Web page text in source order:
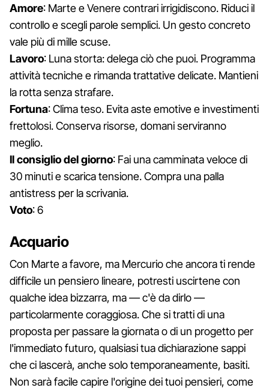
Amore: Marte e Venere contrari irrigidiscono. Riduci il
controllo e scegli parole semplici. Un gesto concreto
vale più di mille scuse.
Lavoro: Luna storta: delega ciò che puoi. Programma
attività tecniche e rimanda trattative delicate. Mantieni
la rotta senza strafare.
Fortuna: Clima teso. Evita aste emotive e investimenti
frettolosi. Conserva risorse, domani serviranno
meglio.
Il consiglio del giorno: Fai una camminata veloce di
30 minuti e scarica tensione. Compra una palla
antistress per la scrivania.
Voto: 6
Acquario
Con Marte a favore, ma Mercurio che ancora ti rende
difficile un pensiero lineare, potresti uscirtene con
qualche idea bizzarra, ma — c'è da dirlo —
particolarmente coraggiosa. Che si tratti di una
proposta per passare la giornata o di un progetto per
l'immediato futuro, qualsiasi tua dichiarazione sappi
che ci lascerà, anche solo temporaneamente, basiti.
Non sarà facile capire l'origine dei tuoi pensieri, come